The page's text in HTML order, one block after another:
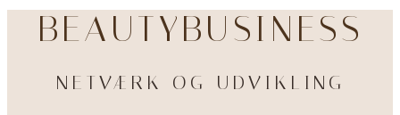
BEAUTYBUSINESS
NETVÆRK OG UDVIKLING